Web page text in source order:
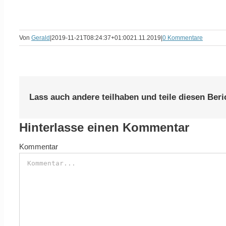
Von Gerald 2019-11-21T08:24:37+01:0021.11.2019 0 Kommentare
Lass auch andere teilhaben und teile diesen
Hinterlasse einen Kommentar
Kommentar